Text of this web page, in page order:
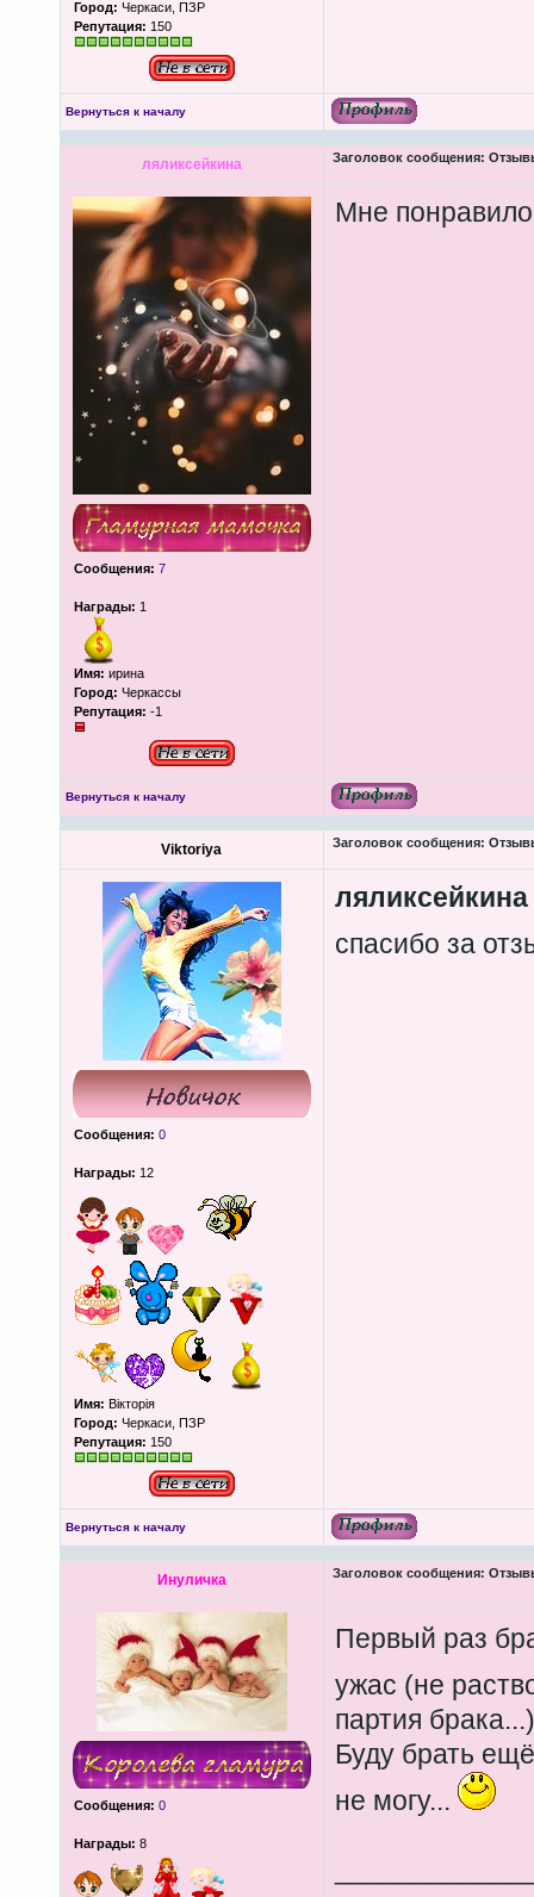
Город: Черкаси, ПЗР
Репутация: 150
Вернуться к началу
ляликсейкина Заголовок сообщения:
Сообщения: 7
Награды: 1
Имя: ирина
Город: Черкассы
Репутация: -1
Мне
Вернуться к началу
Viktoriya Заголовок сообщения:
Сообщения: 0
Награды: 12
Имя: Вікторія
Город: Черкаси, ПЗР
Репутация: 150
ляликсейкина
спасибо за
Вернуться к началу
Инуличка Заголовок сообщения:
Сообщения: 0
Награды: 8
Первый раз
ужас (не
партия
Буду брать
не могу...